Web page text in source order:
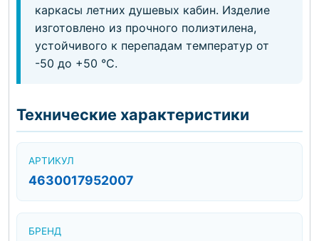
каркасы летних душевых кабин. Изделие
изготовлено из прочного полиэтилена,
устойчивого к перепадам температур от
-50 до +50 °С.
Технические характеристики
АРТИКУЛ
4630017952007
БРЕНД